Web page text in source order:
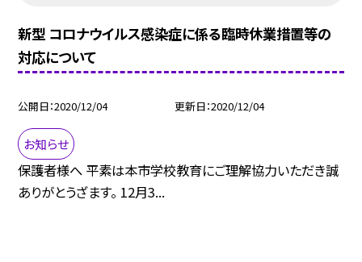
新型 コロナウイルス感染症に係る臨時休業措置等の
対応について
公開日 2020/12/04 更新日 2020/12/04
お知らせ
保護者様へ 平素は本市学校教育にご理解協力いただき誠
ありがとうざます。 12月3...